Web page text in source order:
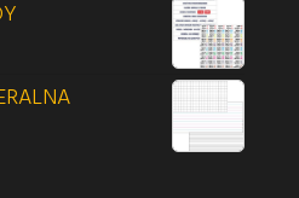
wynosiła: 110,00 zł.
cena wynosi: 105,00 zł.
wynosiła: 150,00 zł.
cena wynosi: 145,00 zł.